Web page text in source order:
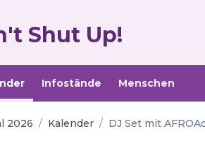
Shut Up!
Infostände Menschen
2026 / Kalender / DJ Set mit